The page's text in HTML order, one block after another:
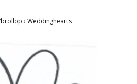
› Weddinghearts